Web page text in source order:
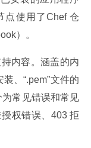
点使用了Chef 仓
）。
内容。涵盖的内
、“.pem”文件的
常见错误和常见
权错误、403 拒